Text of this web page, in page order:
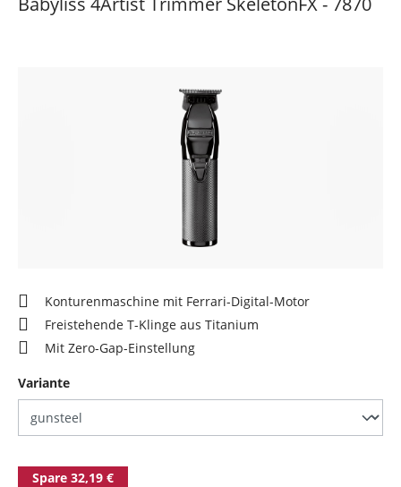
Konturenmaschine mit Ferrari-Digital-Motor
Freistehende T-Klinge aus Titanium
Mit Zero-Gap-Einstellung
Varianteauswählen
Spare 32,19 €